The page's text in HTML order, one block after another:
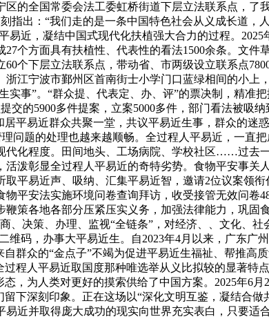
的全国常委会法工委虹桥街道下层立法联系点，
出：“我们走的是一条中国特色社会从义成长道，
近，凝结中国式现代化扶植强大合力的过程。2025
个方面具有扶植性、代表性的看法1500余条。文件
个下层立法联系点，带动省、市两级设立联系点
宁波市鄞州区首南街士小学门口蓝绿相间的小上
事”。“群众提、代表定、办、评”的票决制，精准
的5900多件提案，立案5000多件，部门看法被吸
平易近群众共聚一堂，共议平易近生事，群众的迷
问题的处理也越来越顺畅。全过程人平易近，一直
化程度。田间地头、工场病院、学校社区……过去
泼彰显全过程人平易近的奇特劣势。食物平安事关
平易近声、吸纳、汇集平易近智，邀请2位议案领
平安法实施环境问卷查询拜访，收受接管无效问卷
策各地各部分压紧压实义务，加强法律能力，巩固
决策、办理、监视“全链条”，对经济、、文化、
码，办事大平易近生。自2023年4月以来，广东广
群众的“金点子”不竭为促进平易近生福祉、帮推高
程人平易近取国度那种唯选举从义比拟较的显著特
为人类对更好的摸索供给了中国方案。2025年6月
下深刻印象。正在这场以“深化文明互鉴，凝结合
近并取得庞大成功的现实向世界充实表白，只要适